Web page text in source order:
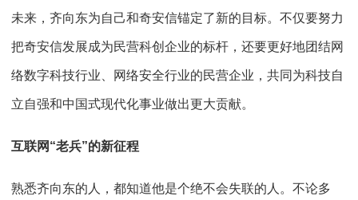
未来，齐向东为自己和奇安信锚定了新的目标。不仅要努力
把奇安信发展成为民营科创企业的标杆，还要更好地团结网
络数字科技行业、网络安全行业的民营企业，共同为科技自
立自强和中国式现代化事业做出更大贡献。
互联网“老兵”的新征程
熟悉齐向东的人，都知道他是个绝不会失联的人。不论多